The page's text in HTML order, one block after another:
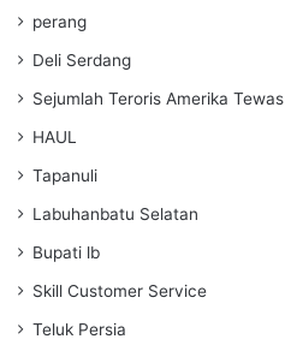
perang
Deli Serdang
Sejumlah Teroris Amerika Tewas
HAUL
Tapanuli
Labuhanbatu Selatan
Bupati lb
Skill Customer Service
Teluk Persia